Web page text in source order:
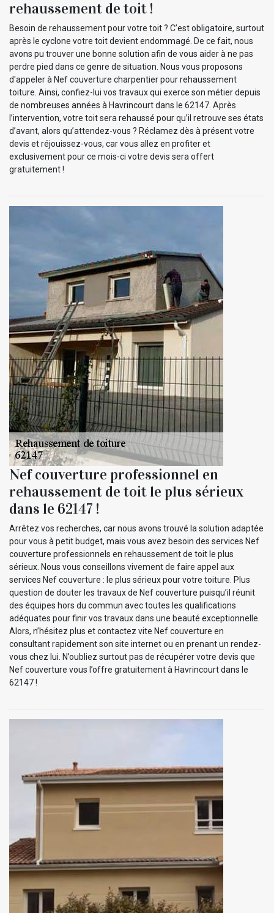
rehaussement de toit !
Besoin de rehaussement pour votre toit ? C’est obligatoire, surtout
après le cyclone votre toit devient endommagé. De ce fait, nous
avons pu trouver une bonne solution afin de vous aider à ne pas
perdre pied dans ce genre de situation. Nous vous proposons
d'appeler à Nef couverture charpentier pour rehaussement
toiture. Ainsi, confiez-lui vos travaux qui exerce son métier depuis
de nombreuses années à Havrincourt dans le 62147. Après
l’intervention, votre toit sera rehaussé pour qu’il retrouve ses états
d’avant, alors qu’attendez-vous ? Réclamez dès à présent votre
devis et réjouissez-vous, car vous allez en profiter et
exclusivement pour ce mois-ci votre devis sera offert
gratuitement !
Nef couverture professionnel en
rehaussement de toit le plus sérieux
dans le 62147 !
Arrêtez vos recherches, car nous avons trouvé la solution adaptée
pour vous à petit budget, mais vous avez besoin des services Nef
couverture professionnels en rehaussement de toit le plus
sérieux. Nous vous conseillons vivement de faire appel aux
services Nef couverture : le plus sérieux pour votre toiture. Plus
question de douter les travaux de Nef couverture puisqu’il réunit
des équipes hors du commun avec toutes les qualifications
adéquates pour finir vos travaux dans une beauté exceptionnelle.
Alors, n’hésitez plus et contactez vite Nef couverture en
consultant rapidement son site internet ou en prenant un rendez-
vous chez lui. N’oubliez surtout pas de récupérer votre devis que
Nef couverture vous l’offre gratuitement à Havrincourt dans le
62147 !